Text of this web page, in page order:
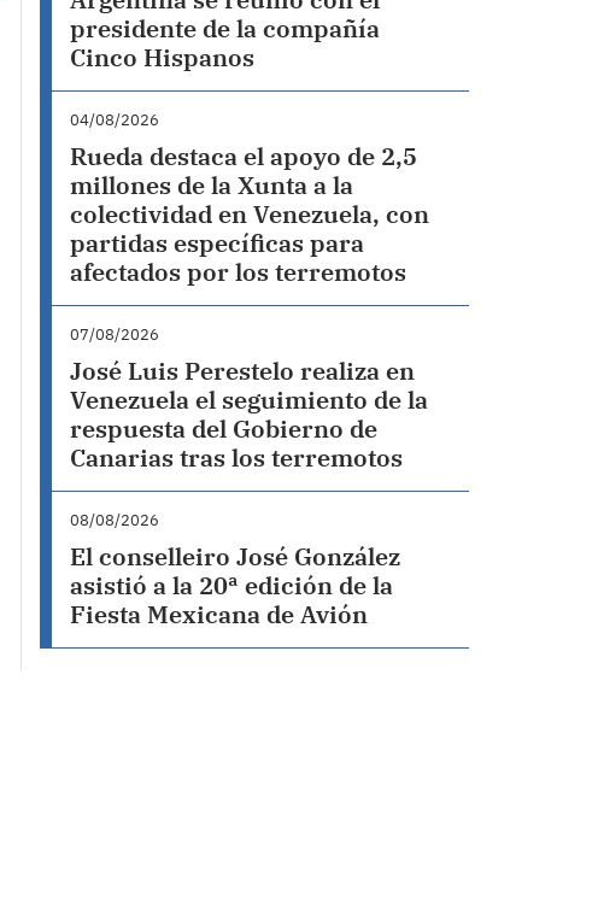
presidente de la compañía
Cinco Hispanos
04/08/2026
Rueda destaca el apoyo de 2,5
millones de la Xunta a la
colectividad en Venezuela, con
partidas específicas para
afectados por los terremotos
07/08/2026
José Luis Perestelo realiza en
Venezuela el seguimiento de la
respuesta del Gobierno de
Canarias tras los terremotos
08/08/2026
El conselleiro José González
asistió a la 20ª edición de la
Fiesta Mexicana de Avión